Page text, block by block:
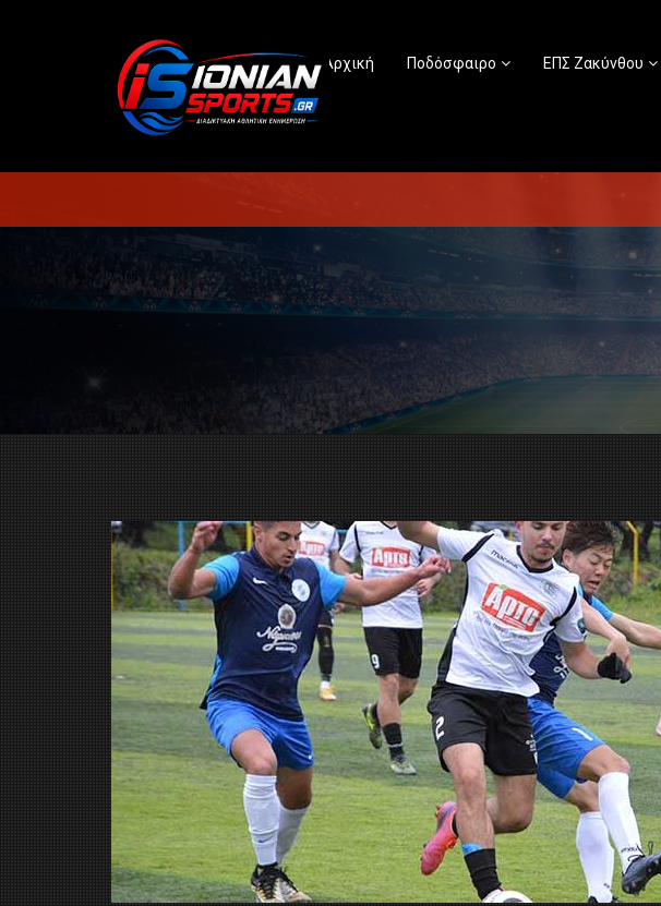
Αρχική Ποδόσφαιρο ΕΠΣ Ζακύνθου